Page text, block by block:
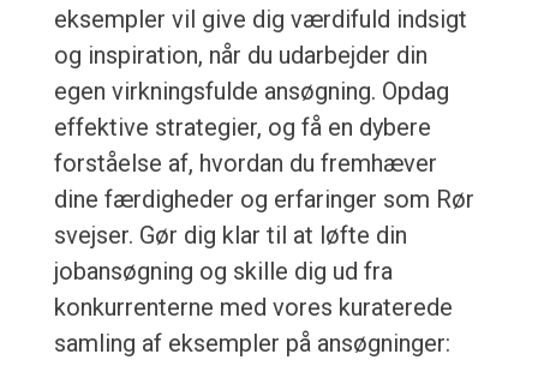
eksempler vil give dig værdifuld indsigt
og inspiration, når du udarbejder din
egen virkningsfulde ansøgning. Opdag
effektive strategier, og få en dybere
forståelse af, hvordan du fremhæver
dine færdigheder og erfaringer som Rør
svejser. Gør dig klar til at løfte din
jobansøgning og skille dig ud fra
konkurrenterne med vores kuraterede
samling af eksempler på ansøgninger: